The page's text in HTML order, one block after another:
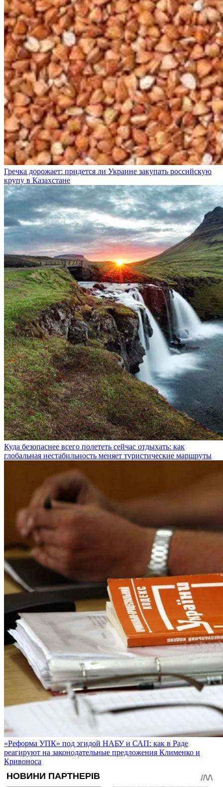
Гречка дорожает: придется ли Украине закупать российскую
крупу в Казахстане
Куда безопаснее всего полететь сейчас отдыхать: как
глобальная нестабильность меняет туристические маршруты
«Реформа УПК» под эгидой НАБУ и САП: как в Раде
реагируют на законодательные предложения Клименко и
Кривоноса